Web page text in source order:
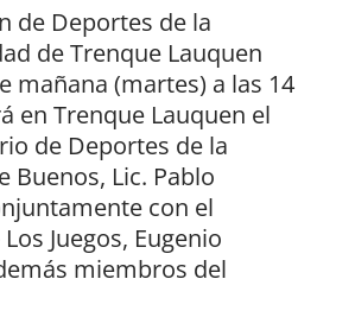
de Deportes de la
de Trenque Lauquen
mañana (martes) a las 14
en Trenque Lauquen el
de Deportes de la
Buenos, Lic. Pablo
con el
Juegos, Eugenio
miembros del